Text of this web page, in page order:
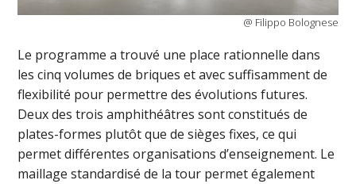
@ Filippo Bolognese
Le programme a trouvé une place rationnelle dans
les cinq volumes de briques et avec suffisamment de
flexibilité pour permettre des évolutions futures.
Deux des trois amphithéâtres sont constitués de
plates-formes plutôt que de sièges fixes, ce qui
permet différentes organisations d’enseignement. Le
maillage standardisé de la tour permet également